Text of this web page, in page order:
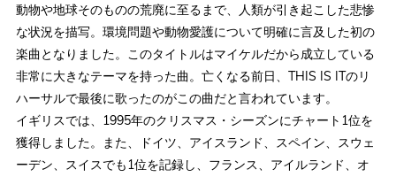
動物や地球そのものの荒廃に至るまで、人類が引き起こした悲惨
な状況を描写。環境問題や動物愛護について明確に言及した初の
楽曲となりました。このタイトルはマイケルだから成立している
非常に大きなテーマを持った曲。亡くなる前日、THIS IS ITのリ
ハーサルで最後に歌ったのがこの曲だと言われています。
イギリスでは、1995年のクリスマス・シーズンにチャート1位を
獲得しました。また、ドイツ、アイスランド、スペイン、スウェ
ーデン、スイスでも1位を記録し、フランス、アイルランド、オ